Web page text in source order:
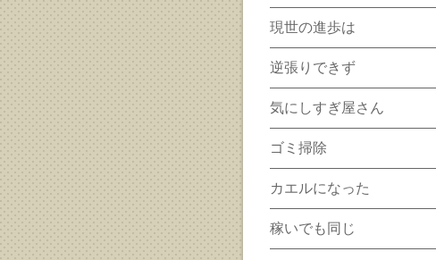
現世の進歩は
逆張りできず
気にしすぎ屋さん
ゴミ掃除
カエルになった
稼いでも同じ